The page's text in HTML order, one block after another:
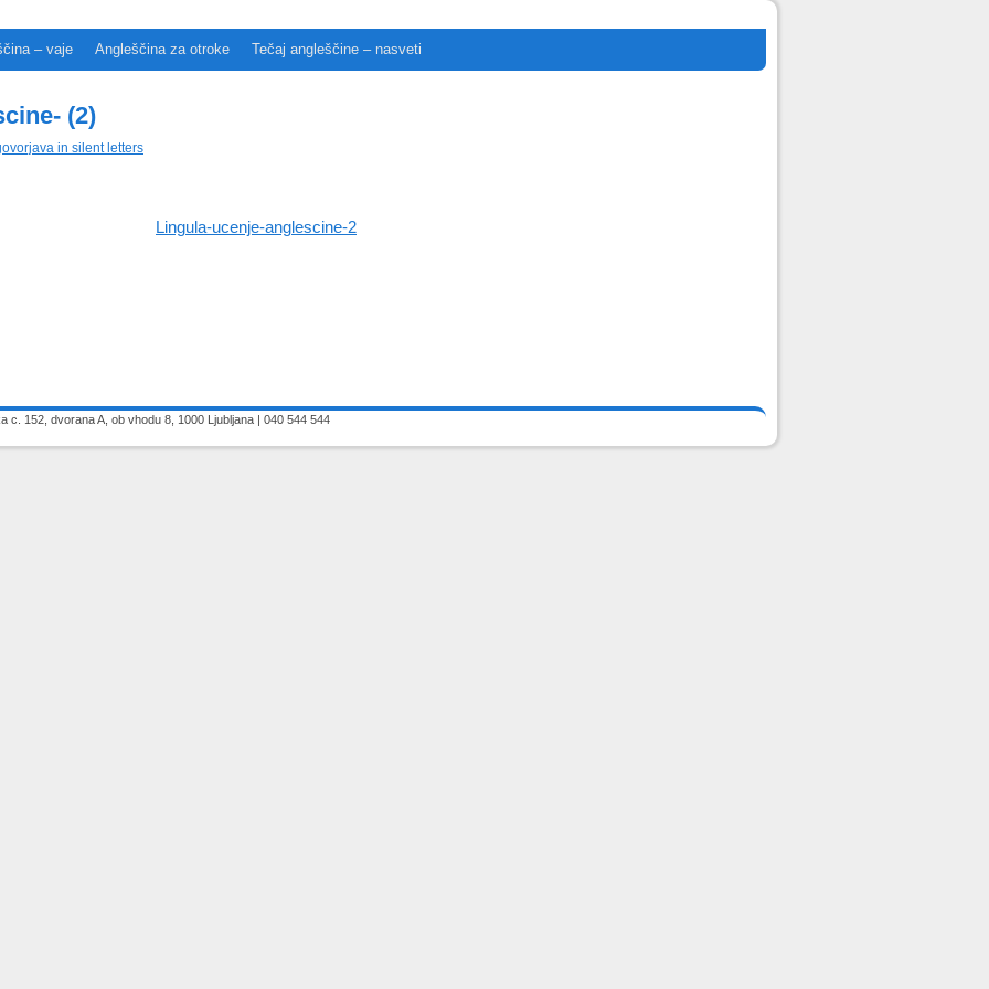
– vaje Angleščina za otroke Tečaj angleščine – nasveti
(2)
in silent letters
c. 152, dvorana A, ob vhodu 8, 1000 Ljubljana | 040 544 544